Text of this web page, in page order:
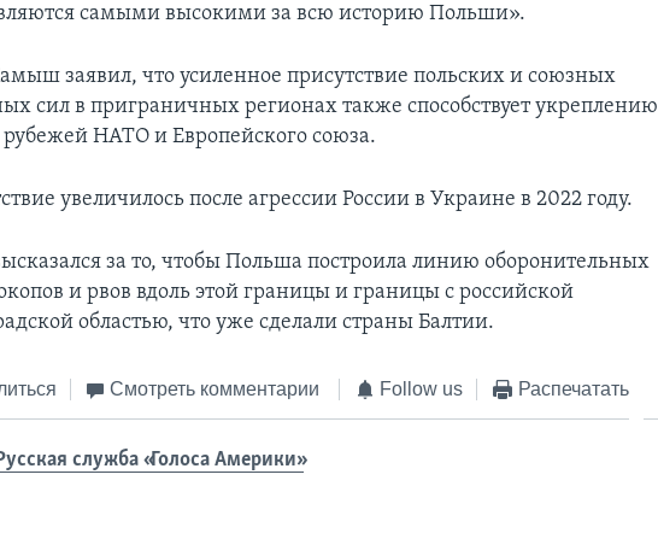
самыми высокими за всю историю Польши».
заявил, что усиленное присутствие польских и союзных
сил в приграничных регионах также способствует укреплению
рубежей НАТО и Европейского союза.
увеличилось после агрессии России в Украине в 2022 году.
за то, чтобы Польша построила линию оборонительных
и рвов вдоль этой границы и границы с российской
областью, что уже сделали страны Балтии.
Смотреть комментарии Follow us Распечатать
служба «Голоса Америки»